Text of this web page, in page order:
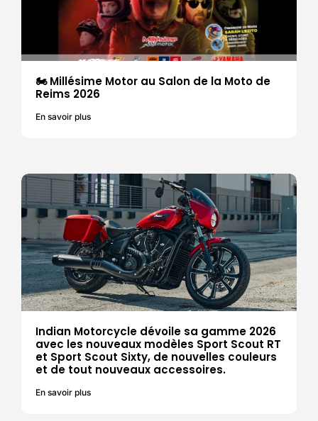
🏍 Millésime Motor au Salon de la Moto de
Reims 2026
En savoir plus
Indian Motorcycle dévoile sa gamme 2026
avec les nouveaux modèles Sport Scout RT
et Sport Scout Sixty, de nouvelles couleurs
et de tout nouveaux accessoires.
En savoir plus